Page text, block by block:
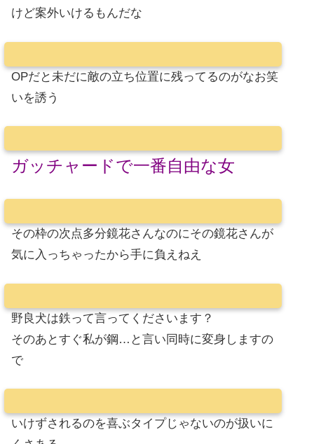
けど案外いけるもんだな
OPだと未だに敵の立ち位置に残ってるのがなお笑
いを誘う
ガッチャードで一番自由な女
その枠の次点多分鏡花さんなのにその鏡花さんが
気に入っちゃったから手に負えねえ
野良犬は鉄って言ってくださいます？
そのあとすぐ私が鋼…と言い同時に変身しますの
で
いけずされるのを喜ぶタイプじゃないのが扱いに